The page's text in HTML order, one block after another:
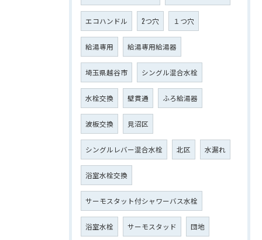
エコハンドル 2つ穴 １つ穴
給湯専用 給湯専用給湯器
埼玉県越谷市 シングル混合水栓
水栓交換 壁貫通 ふろ給湯器
波板交換 見沼区
シングルレバー混合水栓 北区 水漏れ
浴室水栓交換
サーモスタット付シャワーバス水栓
浴室水栓 サーモスタッド 団地